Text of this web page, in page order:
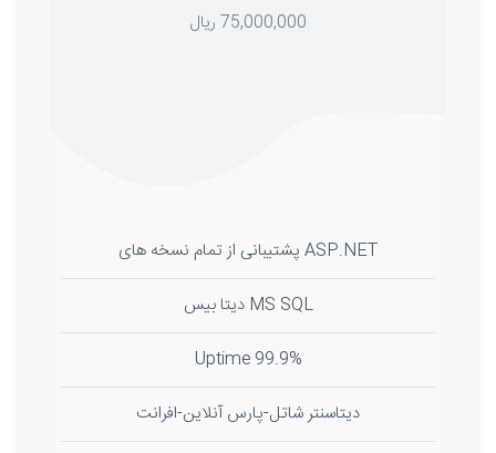
75,000,000 ریال
ASP.NET پشتیبانی از تمام نسخه های
MS SQL دیتا بیس
99.9% Uptime
دیتاسنتر شاتل-پارس آنلاین-افرانت